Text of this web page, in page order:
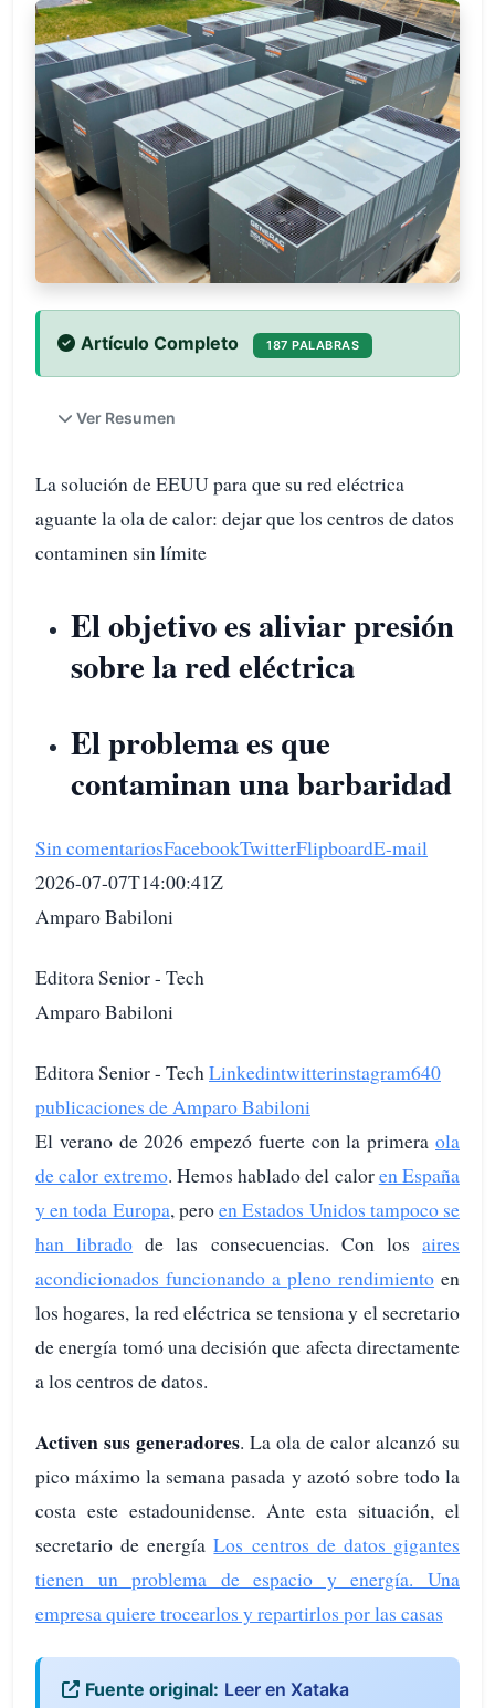
Artículo Completo 187 PALABRAS
Ver Resumen
La solución de EEUU para que su red eléctrica
aguante la ola de calor: dejar que los centros de datos
contaminen sin límite
El objetivo es aliviar presión
sobre la red eléctrica
El problema es que
contaminan una barbaridad
Sin comentariosFacebookTwitterFlipboardE-mail
2026-07-07T14:00:41Z
Amparo Babiloni
Editora Senior - Tech
Amparo Babiloni
Editora Senior - TechLinkedintwitterinstagram640
publicaciones de Amparo Babiloni
El verano de 2026 empezó fuerte con la primera ola
de calor extremo. Hemos hablado del caloren España
y en toda Europa, peroen Estados Unidos tampoco se
han librado de las consecuencias. Con losaires
acondicionados funcionando a pleno rendimiento en
los hogares, la red eléctrica se tensiona y el secretario
de energía tomó una decisión que afecta directamente
a los centros de datos.
Activen sus generadores. La ola de calor alcanzó su
pico máximo la semana pasada y azotó sobre todo la
costa este estadounidense. Ante esta situación, el
secretario de energíaLos centros de datos gigantes
tienen un problema de espacio y energía. Una
empresa quiere trocearlos y repartirlos por las casas
Fuente original: Leer en Xataka